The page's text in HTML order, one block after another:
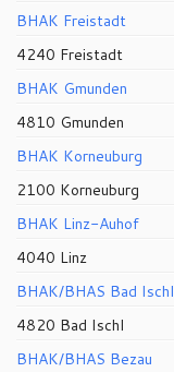
BHAK Freistadt
4240 Freistadt
BHAK Gmunden
4810 Gmunden
BHAK Korneuburg
2100 Korneuburg
BHAK Linz-Auhof
4040 Linz
BHAK/BHAS Bad Ischl
4820 Bad Ischl
BHAK/BHAS Bezau